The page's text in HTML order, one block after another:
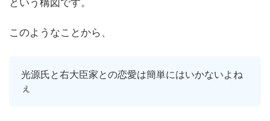
という構図です。
このようなことから、
光源氏と右大臣家との恋愛は簡単にはいかないよね
ぇ